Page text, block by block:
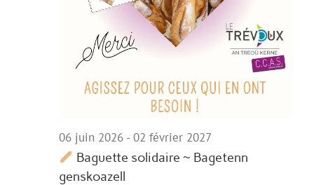
Baguette solidaire ~ Bagetenn
genskoazell
06 juin 2026 - 02 février 2027